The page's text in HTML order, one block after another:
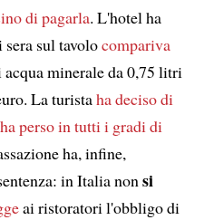
di pagarla. L'hotel ha
sul tavolocompariva
minerale da 0,75 litri
La turistaha deciso di
ha perso in tutti i gradi di
ha, infine,
in Italia non si
ai ristoratori l'obbligo di